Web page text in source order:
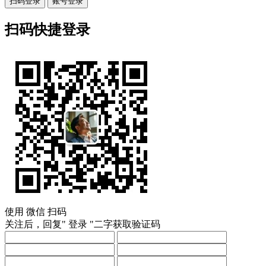
扫码快捷登录
使用 微信 扫码
关注后，回复" 登录 "二字获取验证码